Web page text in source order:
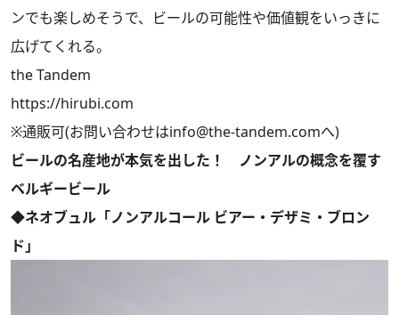
ンでも楽しめそうで、ビールの可能性や価値観をいっきに
広げてくれる。
the Tandem
https://hirubi.com
※通販可(お問い合わせはinfo@the-tandem.comへ)
ビールの名産地が本気を出した！ ノンアルの概念を覆す
ベルギービール
◆ネオブュル「ノンアルコール ビアー・デザミ・ブロン
ド」